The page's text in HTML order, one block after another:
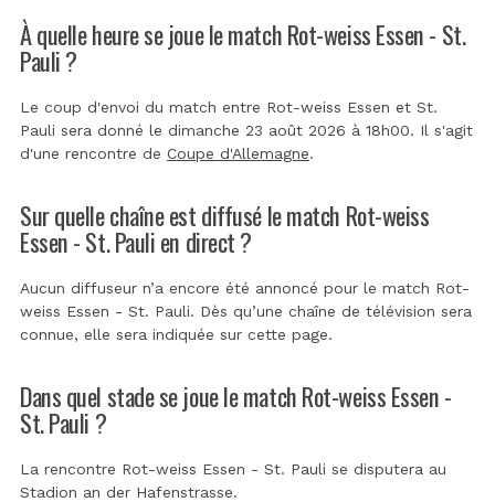
À quelle heure se joue le match Rot-weiss Essen - St.
Pauli ?
Le coup d'envoi du match entre Rot-weiss Essen et St.
Pauli sera donné le dimanche 23 août 2026 à 18h00. Il s'agit
d'une rencontre de Coupe d'Allemagne.
Sur quelle chaîne est diffusé le match Rot-weiss
Essen - St. Pauli en direct ?
Aucun diffuseur n’a encore été annoncé pour le match Rot-
weiss Essen - St. Pauli. Dès qu’une chaîne de télévision sera
connue, elle sera indiquée sur cette page.
Dans quel stade se joue le match Rot-weiss Essen -
St. Pauli ?
La rencontre Rot-weiss Essen - St. Pauli se disputera au
Stadion an der Hafenstrasse.